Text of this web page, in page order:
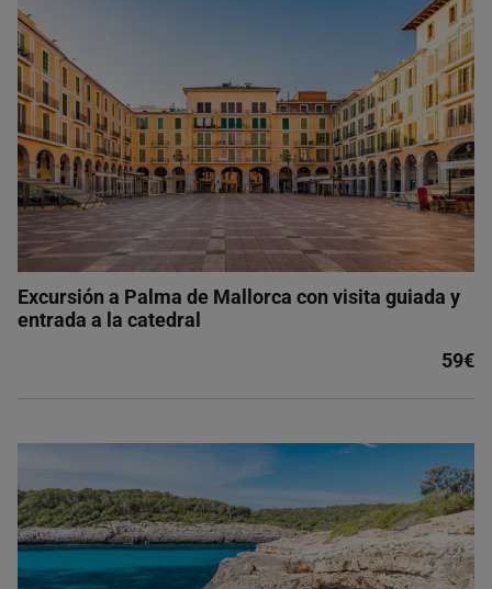
Excursión a Palma de Mallorca con visita guiada y
entrada a la catedral
59€